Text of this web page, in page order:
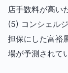
店手数料が高い
(5) コンシェル
担保にした富裕
場が予測されて